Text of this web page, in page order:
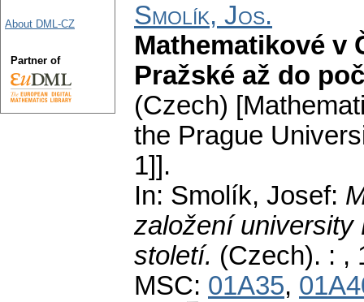
Smolík, Jos.
Mathematikové v
Pražské až do
(Czech)
the Prague
1]].
In: Smolík, Josef:
založení university
století. (Czech). : ,
MSC: 01A35,
About DML-CZ
Partner of